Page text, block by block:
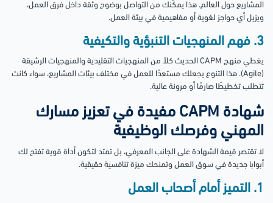
المشاريع حول العالم. هذا يمكّنك من التواصل بوضوح وثقة داخل فرق العمل،
ويزيل أي حواجز لغوية أو مفاهيمية في بيئة العمل.
3. فهم المنهجيات التنبؤية والتكيفية
يغطي منهج CAPM الحديث كلاً من المنهجيات التقليدية والمنهجيات الرشيقة
(Agile). هذا التنوع يجعلك مستعدًا للعمل في مختلف بيئات المشاريع، سواء كانت
تتطلب تخطيطًا صارمًا أو مرونة عالية.
شهادة CAPM مفيدة في تعزيز مسارك
المهني وفرصك الوظيفية
لا تقتصر قيمة الشهادة على الجانب المعرفي، بل تمتد لتكون أداة قوية تفتح لك
أبوابا جديدة في سوق العمل وتمنحك ميزة تنافسية حقيقية.
1. التميز أمام أصحاب العمل